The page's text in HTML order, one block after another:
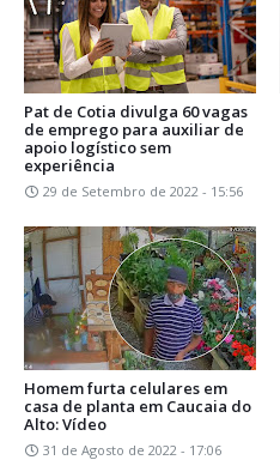
Pat de Cotia divulga 60 vagas
de emprego para auxiliar de
apoio logístico sem
experiência
29 de Setembro de 2022 - 15:56
Homem furta celulares em
casa de planta em Caucaia do
Alto: Vídeo
31 de Agosto de 2022 - 17:06